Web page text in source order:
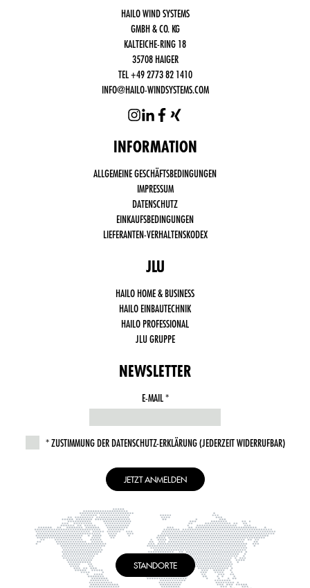
HAILO WIND SYSTEMS
GMBH & CO. KG
KALTEICHE-RING 18
35708 HAIGER
TEL +49 2773 82 1410
INFO@HAILO-WINDSYSTEMS.COM
INFORMATION
ALLGEMEINE GESCHÄFTSBEDINGUNGEN
IMPRESSUM
DATENSCHUTZ
EINKAUFSBEDINGUNGEN
LIEFERANTEN-VERHALTENSKODEX
JLU
HAILO HOME & BUSINESS
HAILO EINBAUTECHNIK
HAILO PROFESSIONAL
JLU GRUPPE
NEWSLETTER
E-MAIL THIS
FIELD
IS
REQUIRED.
ZUSTIMMUNG DER DATENSCHUTZ-ERKLÄRUNG (JEDERZEIT WIDERRUFBAR)
STANDORTE